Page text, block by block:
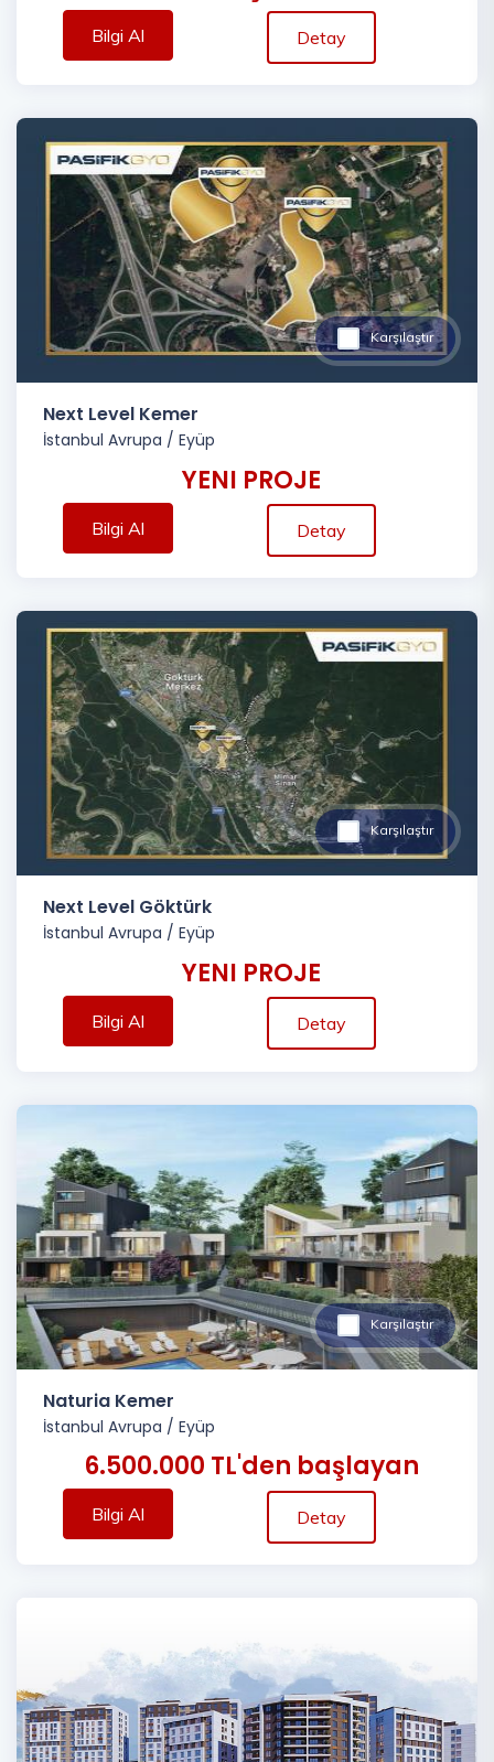
Bilgi Al Detay
Karşılaştır
Next Level Kemer
İstanbul Avrupa / Eyüp
YENI PROJE
Bilgi Al Detay
Karşılaştır
Next Level Göktürk
İstanbul Avrupa / Eyüp
YENI PROJE
Bilgi Al Detay
Karşılaştır
Naturia Kemer
İstanbul Avrupa / Eyüp
6.500.000 TL'den başlayan
Bilgi Al Detay